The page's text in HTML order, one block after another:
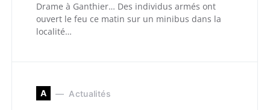
Drame à Ganthier… Des individus armés ont
ouvert le feu ce matin sur un minibus dans la
localité…
A Actualités